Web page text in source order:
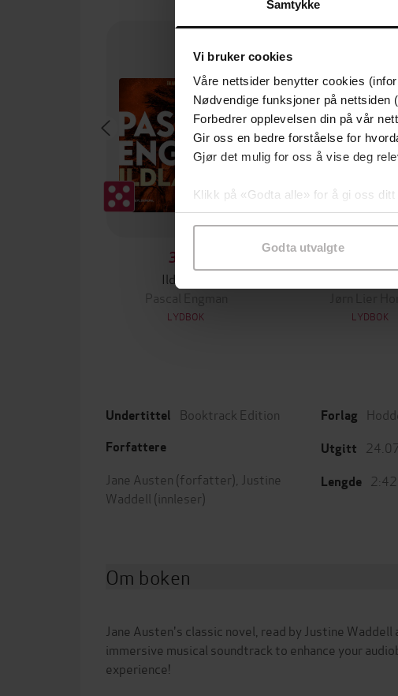
Samtykke
Vi bruker cookies
Våre nettsider benytter cookies
Nødvendige funksjoner på nettsiden
Forbedrer opplevelsen din på vår
Gir oss en bedre forståelse for
Gjør det mulig for oss å vise deg
Klikk på «Godta alle» for å gi oss
samtykke til spesifikke formål ved
Godta utvalgte
399,-
Ildlandet
Pascal Engman
LYDBOK LYDBOK
Undertittel Booktrack Edition
Forfattere
Jane Austen (forfatter), Justine
Waddell (innleser)
Forlag
Utgitt
Lengde 2:42
Om boken
Jane Austen's classic novel, read by Justine Waddell
immersive musical soundtrack to enhance your
experience!